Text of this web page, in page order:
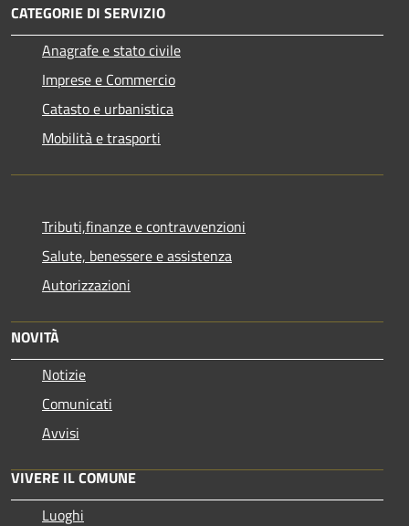
CATEGORIE DI SERVIZIO
Anagrafe e stato civile
Imprese e Commercio
Catasto e urbanistica
Mobilità e trasporti
Tributi,finanze e contravvenzioni
Salute, benessere e assistenza
Autorizzazioni
NOVITÀ
Notizie
Comunicati
Avvisi
VIVERE IL COMUNE
Luoghi